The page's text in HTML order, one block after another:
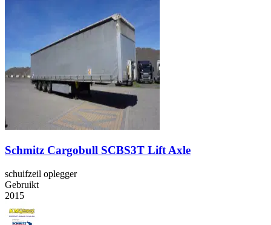
Schmitz Cargobull SCBS3T Lift Axle
schuifzeil oplegger
Gebruikt
2015